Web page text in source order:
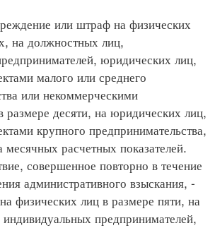
или штраф на физических
на должностных лиц,
юридических лиц,
малого или среднего
или некоммерческими
размере десяти, на юридических лиц,
крупного предпринимательства,
месячных расчетных показателей.
совершенное повторно в течение
административного взыскания, -
физических лиц в размере пяти, на
предпринимателей,